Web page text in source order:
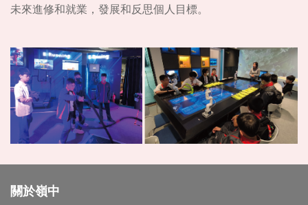
未來進修和就業，發展和反思個人目標。
關於嶺中